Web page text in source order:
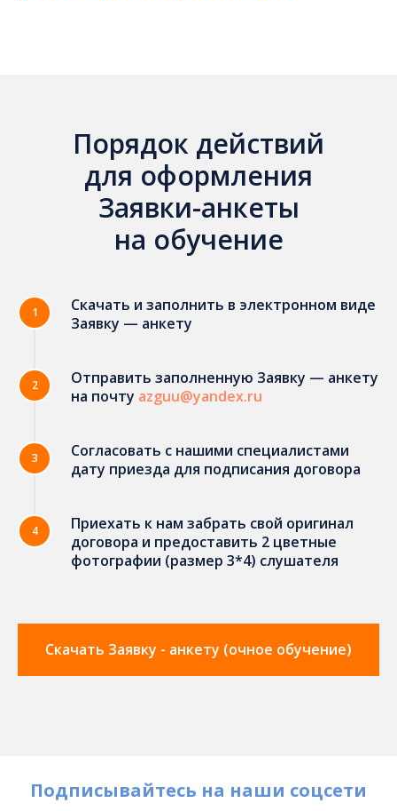
Порядок действий
для оформления
Заявки-анкеты
на обучение
1
Скачать и заполнить в электронном виде
Заявку — анкету
2
Отправить заполненную Заявку — анкету
на почту azguu@yandex.ru
3
Согласовать c нашими специалистами
дату приезда для подписания договора
4
Приехать к нам забрать свой оригинал
договора и предоставить 2 цветные
фотографии (размер 3*4) слушателя
Скачать Заявку - анкету (очное обучение)
Подписывайтесь на наши соцсети